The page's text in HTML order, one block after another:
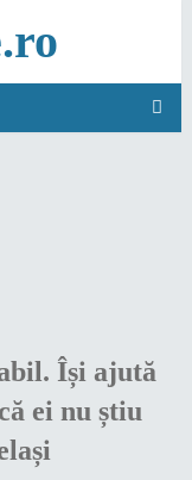
Își ajută
ei nu știu